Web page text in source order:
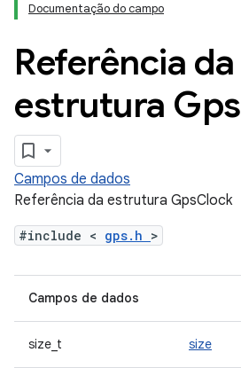
Documentação do campo
Referência da
estrutura Gps
Campos de dados
Referência da estrutura GpsClock
#include < gps.h >
Campos de dados
size_t size